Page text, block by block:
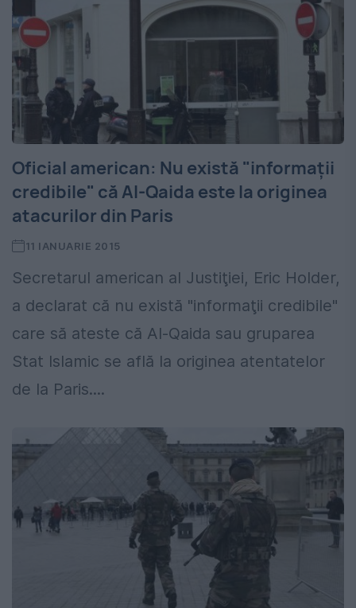
Oficial american: Nu există "informaţii
credibile" că Al-Qaida este la originea
atacurilor din Paris
11 IANUARIE 2015
Secretarul american al Justiţiei, Eric Holder,
a declarat că nu există "informaţii credibile"
care să ateste că Al-Qaida sau gruparea
Stat Islamic se află la originea atentatelor
de la Paris....